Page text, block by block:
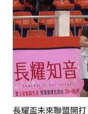
長耀盃未來聯盟開